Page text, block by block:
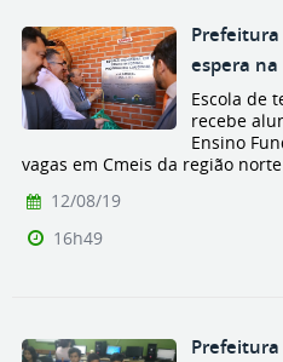
espera
Escola de
recebe
Ensino
vagas em Cmeis da região norte
12/08/19
16h49
Prefeitura